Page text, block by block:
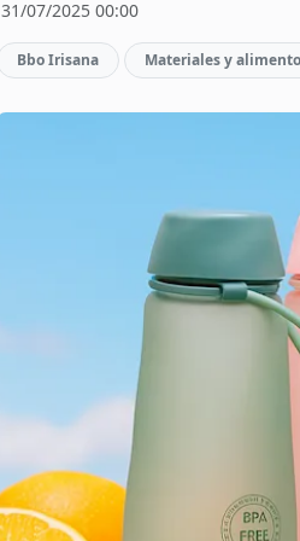
31/07/2025 00:00
Bbo Irisana Materiales y